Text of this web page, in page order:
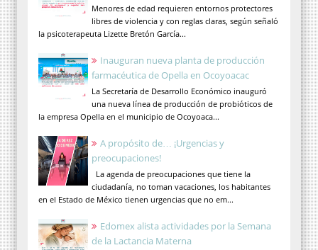
Menores de edad requieren entornos protectores
libres de violencia y con reglas claras, según señaló
la psicoterapeuta Lizette Bretón García...
Inauguran nueva planta de producción
farmacéutica de Opella en Ocoyoacac
La Secretaría de Desarrollo Económico inauguró
una nueva línea de producción de probióticos de
la empresa Opella en el municipio de Ocoyoaca...
A propósito de… ¡Urgencias y
preocupaciones!
La agenda de preocupaciones que tiene la
ciudadanía, no toman vacaciones, los habitantes
en el Estado de México tienen urgencias que no em...
Edomex alista actividades por la Semana
de la Lactancia Materna